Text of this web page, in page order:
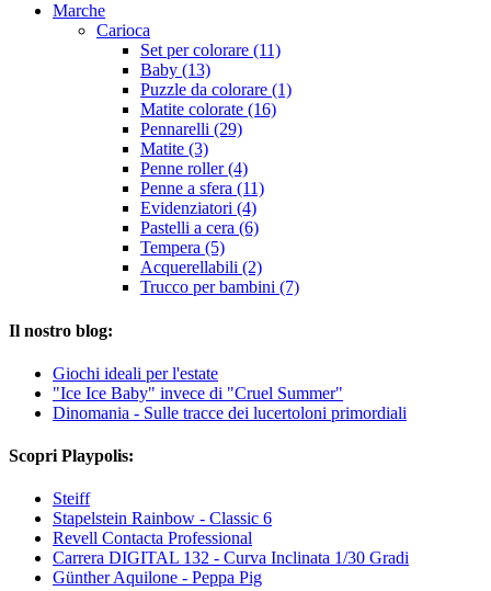
Marche
Carioca
Set per colorare (11)
Baby (13)
Puzzle da colorare (1)
Matite colorate (16)
Pennarelli (29)
Matite (3)
Penne roller (4)
Penne a sfera (11)
Evidenziatori (4)
Pastelli a cera (6)
Tempera (5)
Acquerellabili (2)
Trucco per bambini (7)
Il nostro blog:
Giochi ideali per l'estate
"Ice Ice Baby" invece di "Cruel Summer"
Dinomania - Sulle tracce dei lucertoloni primordiali
Scopri Playpolis:
Steiff
Stapelstein Rainbow - Classic 6
Revell Contacta Professional
Carrera DIGITAL 132 - Curva Inclinata 1/30 Gradi
Günther Aquilone - Peppa Pig